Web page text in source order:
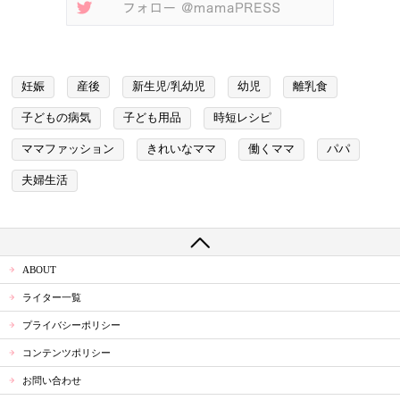
妊娠 産後 新生児/乳幼児 幼児 離乳食
子どもの病気 子ども用品 時短レシピ
ママファッション きれいなママ 働くママ パパ
夫婦生活
ABOUT
ライター一覧
プライバシーポリシー
コンテンツポリシー
お問い合わせ